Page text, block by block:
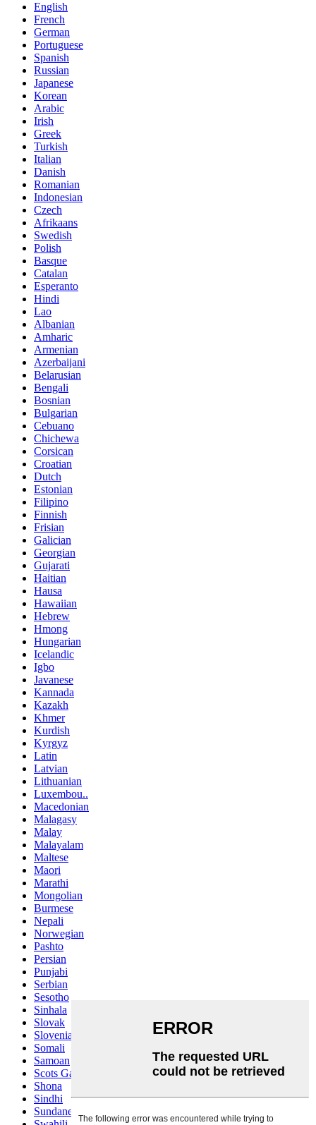
English
French
German
Portuguese
Spanish
Russian
Japanese
Korean
Arabic
Irish
Greek
Turkish
Italian
Danish
Romanian
Indonesian
Czech
Afrikaans
Swedish
Polish
Basque
Catalan
Esperanto
Hindi
Lao
Albanian
Amharic
Armenian
Azerbaijani
Belarusian
Bengali
Bosnian
Bulgarian
Cebuano
Chichewa
Corsican
Croatian
Dutch
Estonian
Filipino
Finnish
Frisian
Galician
Georgian
Gujarati
Haitian
Hausa
Hawaiian
Hebrew
Hmong
Hungarian
Icelandic
Igbo
Javanese
Kannada
Kazakh
Khmer
Kurdish
Kyrgyz
Latin
Latvian
Lithuanian
Luxembou..
Macedonian
Malagasy
Malay
Malayalam
Maltese
Maori
Marathi
Mongolian
Burmese
Nepali
Norwegian
Pashto
Persian
Punjabi
Serbian
Sesotho
Sinhala
Slovak
Slovenian
Somali
Samoan
Scots Gaelic
Shona
Sindhi
Sundanese